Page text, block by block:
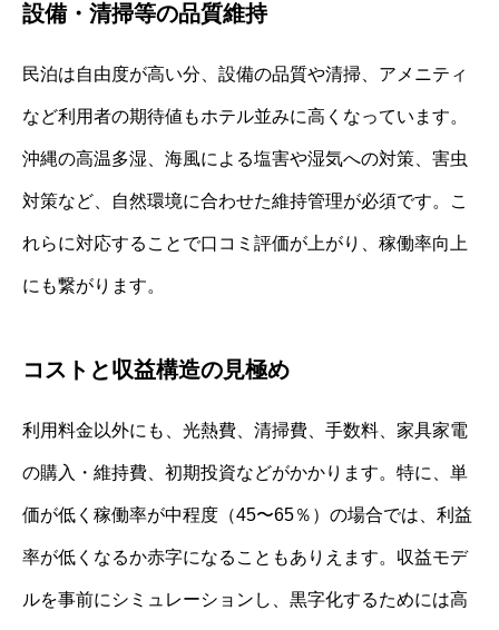
設備・清掃等の品質維持
民泊は自由度が高い分、設備の品質や清掃、アメニティ
など利用者の期待値もホテル並みに高くなっています。
沖縄の高温多湿、海風による塩害や湿気への対策、害虫
対策など、自然環境に合わせた維持管理が必須です。こ
れらに対応することで口コミ評価が上がり、稼働率向上
にも繋がります。
コストと収益構造の見極め
利用料金以外にも、光熱費、清掃費、手数料、家具家電
の購入・維持費、初期投資などがかかります。特に、単
価が低く稼働率が中程度（45〜65％）の場合では、利益
率が低くなるか赤字になることもありえます。収益モデ
ルを事前にシミュレーションし、黒字化するためには高